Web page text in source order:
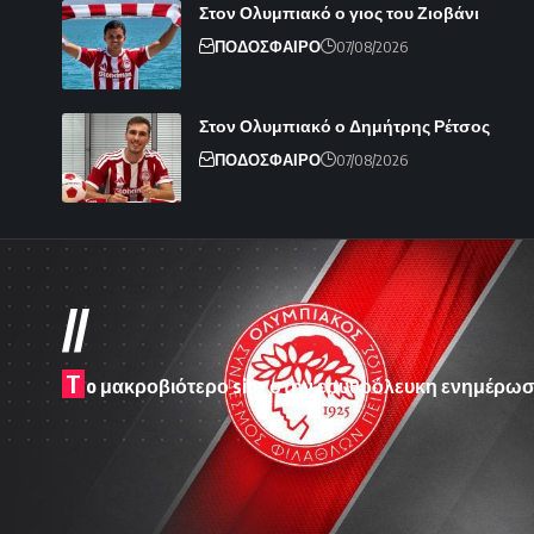
Στον Ολυμπιακό ο γιος του Ζιοβάνι
ΠΟΔΟΣΦΑΙΡΟ 07/08/2026
Στον Ολυμπιακό ο Δημήτρης Ρέτσος
ΠΟΔΟΣΦΑΙΡΟ 07/08/2026
//
T o μακροβιότερο site στην ερυθρόλευκη